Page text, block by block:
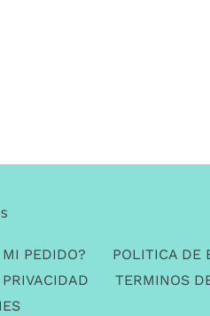
PEDIDO?
POLITICA DE
TERMINOS